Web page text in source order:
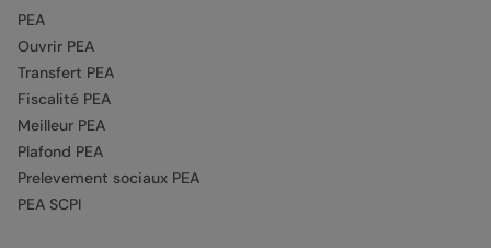
PEA
Ouvrir PEA
Transfert PEA
Fiscalité PEA
Meilleur PEA
Plafond PEA
Prelevement sociaux PEA
PEA SCPI